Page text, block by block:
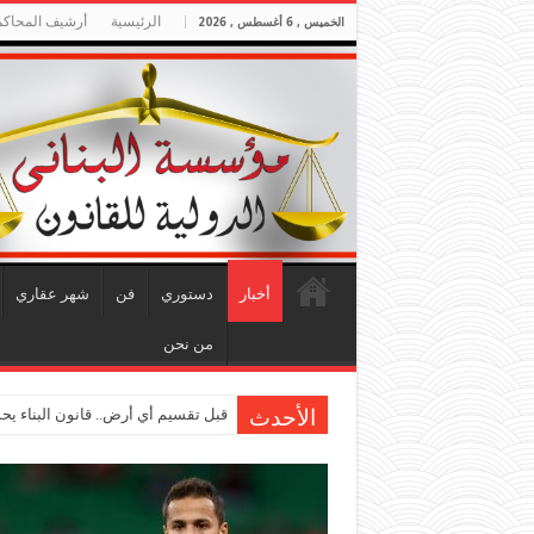
الخميس , 6 أغسطس , 2026 الرئيسية أرشيف
أخبار دستوري فن شهر عقاري
من نحن
الأحدث قبل تقسيم أي أرض.. قانون البناء